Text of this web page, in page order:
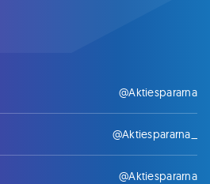
@Aktiespararna
@Aktiespararna_
@Aktiespararna